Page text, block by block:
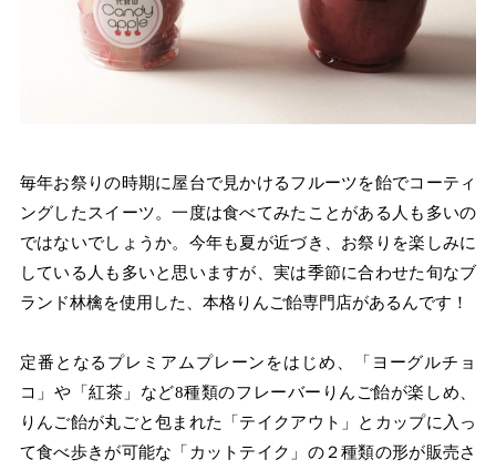
毎年お祭りの時期に屋台で見かけるフルーツを飴でコーティ
ングしたスイーツ。一度は食べてみたことがある人も多いの
ではないでしょうか。今年も夏が近づき、お祭りを楽しみに
している人も多いと思いますが、実は季節に合わせた旬なブ
ランド林檎を使用した、本格りんご飴専門店があるんです！
定番となるプレミアムプレーンをはじめ、「ヨーグルチョ
コ」や「紅茶」など8種類のフレーバーりんご飴が楽しめ、
りんご飴が丸ごと包まれた「テイクアウト」とカップに入っ
て食べ歩きが可能な「カットテイク」の２種類の形が販売さ